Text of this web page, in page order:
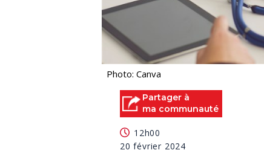
Photo: Canva
Partager à
ma communauté
12h00
20 février 2024